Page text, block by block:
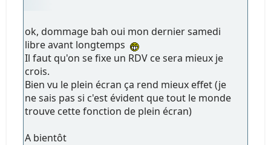
ok, dommage bah oui mon dernier samedi
libre avant longtemps
Il faut qu'on se fixe un RDV ce sera mieux je
crois.
Bien vu le plein écran ça rend mieux effet (je
ne sais pas si c'est évident que tout le monde
trouve cette fonction de plein écran)
A bientôt